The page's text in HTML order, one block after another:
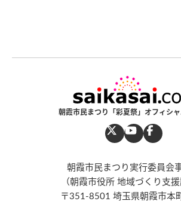
朝霞市民まつり「彩夏祭」オフィシ
朝霞市民まつり実行委員会
（朝霞市役所 地域づくり支援
〒351-8501 埼玉県朝霞市本